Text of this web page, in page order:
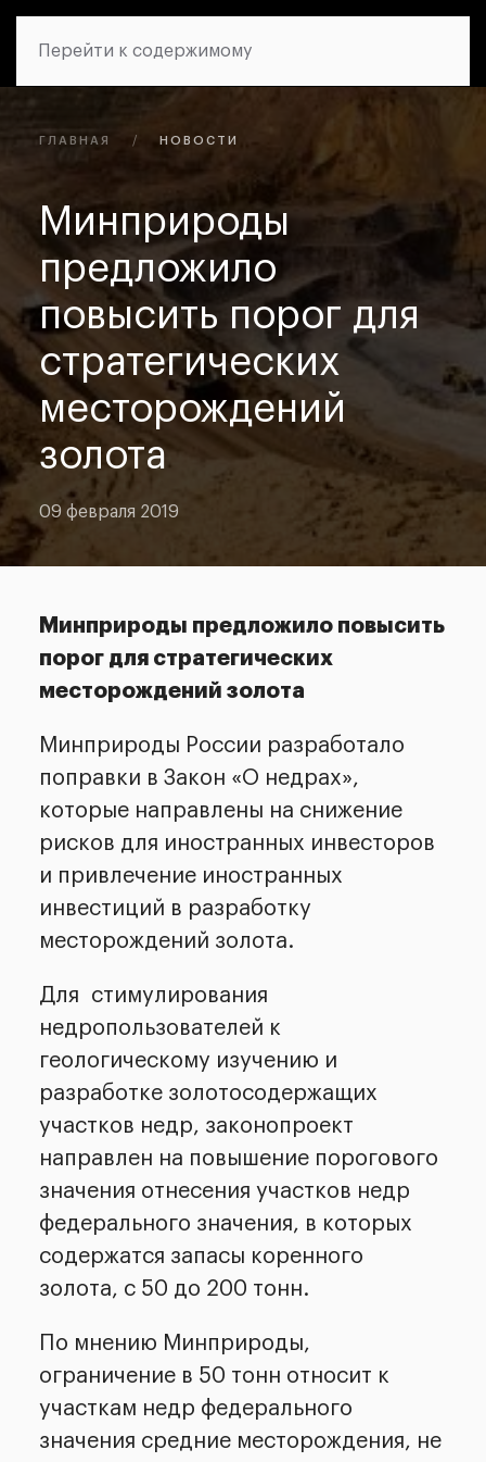
Перейти к содержимому
ГЛАВНАЯ НОВОСТИ
Минприроды
предложило
повысить порог для
стратегических
месторождений
золота
09 февраля 2019
Минприроды предложило повысить
порог для стратегических
месторождений золота
Минприроды России разработало
поправки в Закон «О недрах»,
которые направлены на снижение
рисков для иностранных инвесторов
и привлечение иностранных
инвестиций в разработку
месторождений золота.
Для
стимулирования
недропользователей к
геологическому изучению и
разработке золотосодержащих
участков недр, законопроект
направлен на повышение порогового
значения отнесения участков недр
федерального значения, в которых
содержатся запасы коренного
золота, с 50 до 200 тонн.
По мнению Минприроды,
ограничение в 50 тонн относит к
участкам недр федерального
значения средние месторождения, не